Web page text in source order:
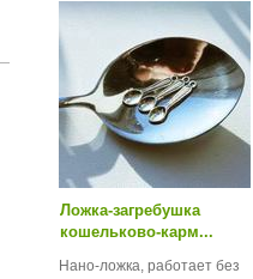
Ложка-загребушка
кошельково-карм...
Нано-ложка, работает без